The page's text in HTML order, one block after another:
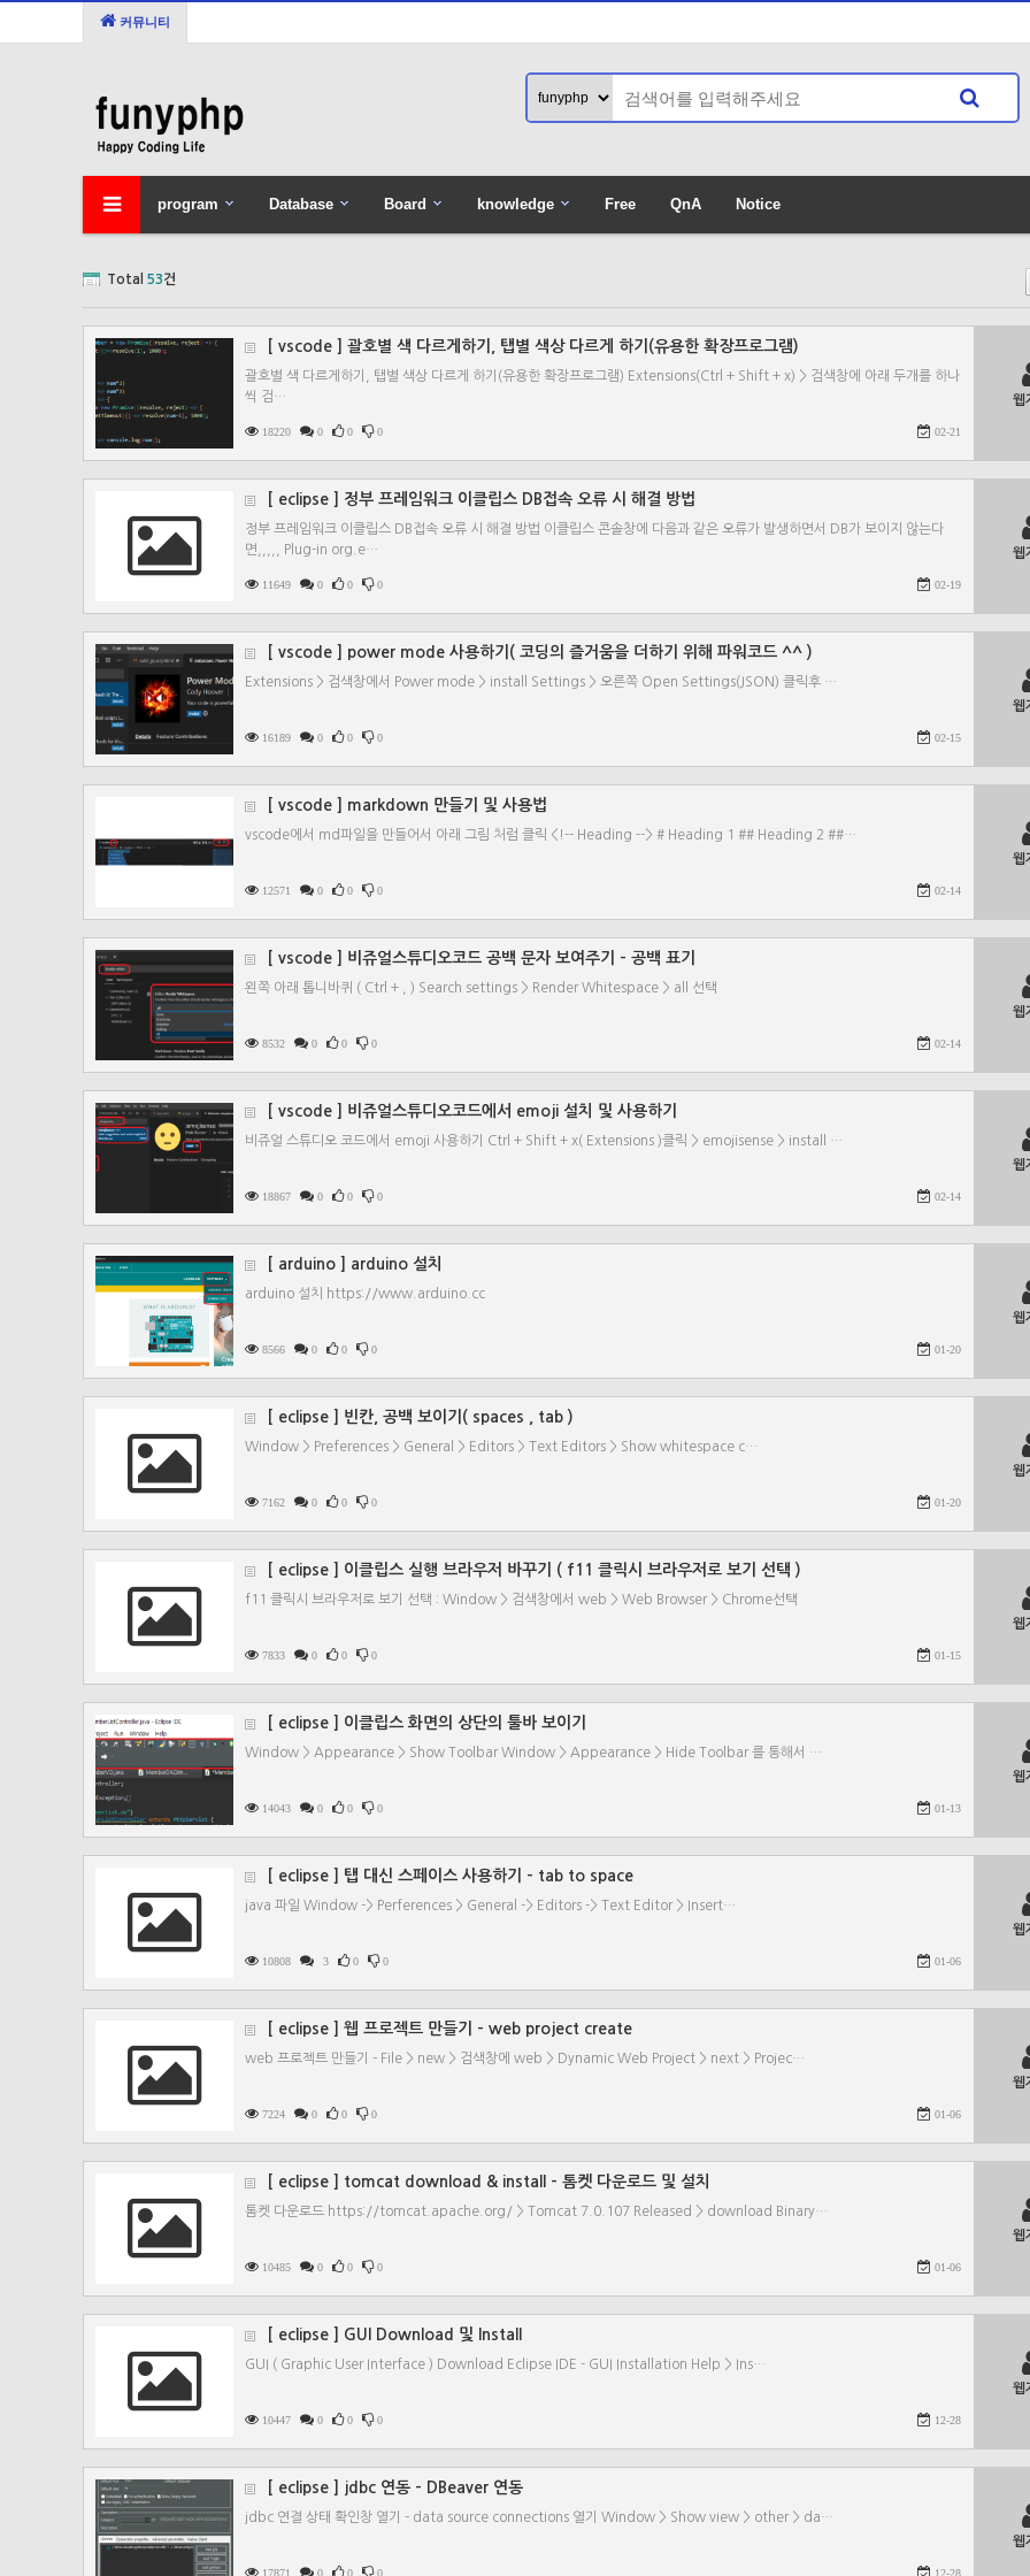
커뮤니티
program Database Board knowledge Free QnA Notice
Total 53건
[ vscode ] 괄호별 색 다르게하기, 탭별 색상 다르게 하기(유용한 확장프로그램)
괄호별 색 다르게하기, 탭별 색상 다르게 하기(유용한 확장프로그램) Extensions(Ctrl + Shift + x) > 검색창에 아래 두개를 하나
씩 검…
18220 0 0 0 02-21
웹
[ eclipse ] 정부 프레임워크 이클립스 DB접속 오류 시 해결 방법
정부 프레임워크 이클립스 DB접속 오류 시 해결 방법 이클립스 콘솔창에 다음과 같은 오류가 발생하면서 DB가 보이지 않는다
면,,,,, Plug-in org.e…
11649 0 0 0 02-19
웹
[ vscode ] power mode 사용하기( 코딩의 즐거움을 더하기 위해 파워코드 ^^ )
Extensions > 검색창에서 Power mode > install Settings > 오른쪽 Open Settings(JSON) 클릭후 …
16189 0 0 0 02-15
웹
[ vscode ] markdown 만들기 및 사용법
vscode에서 md파일을 만들어서 아래 그림 처럼 클릭 <!-- Heading --> # Heading 1 ## Heading 2 ##…
12571 0 0 0 02-14
웹
[ vscode ] 비쥬얼스튜디오코드 공백 문자 보여주기 - 공백 표기
왼쪽 아래 톱니바퀴 ( Ctrl + , ) Search settings > Render Whitespace > all 선택
8532 0 0 0 02-14
웹
[ vscode ] 비쥬얼스튜디오코드에서 emoji 설치 및 사용하기
비쥬얼 스튜디오 코드에서 emoji 사용하기 Ctrl + Shift + x( Extensions )클릭 > emojisense > install …
18867 0 0 0 02-14
웹
[ arduino ] arduino 설치
arduino 설치 https://www.arduino.cc
8566 0 0 0 01-20
웹
[ eclipse ] 빈칸, 공백 보이기( spaces , tab )
Window > Preferences > General > Editors > Text Editors > Show whitespace c…
7162 0 0 0 01-20
웹
[ eclipse ] 이클립스 실행 브라우저 바꾸기 ( f11 클릭시 브라우저로 보기 선택 )
f11 클릭시 브라우저로 보기 선택 : Window > 검색창에서 web > Web Browser > Chrome선택
7833 0 0 0 01-15
웹
[ eclipse ] 이클립스 화면의 상단의 툴바 보이기
Window > Appearance > Show Toolbar Window > Appearance > Hide Toolbar 를 통해서 …
14043 0 0 0 01-13
웹
[ eclipse ] 탭 대신 스페이스 사용하기 - tab to space
java 파일 Window -> Perferences > General -> Editors -> Text Editor > Insert…
10808 3 0 0 01-06
웹
[ eclipse ] 웹 프로젝트 만들기 - web project create
web 프로젝트 만들기 - File > new > 검색창에 web > Dynamic Web Project > next > Projec…
7224 0 0 0 01-06
웹
[ eclipse ] tomcat download & install - 톰켓 다운로드 및 설치
톰켓 다운로드 https://tomcat.apache.org/ > Tomcat 7.0.107 Released > download Binary…
10485 0 0 0 01-06
웹
[ eclipse ] GUI Download 및 Install
GUI ( Graphic User Interface ) Download Eclipse IDE - GUI Installation Help > Ins…
10447 0 0 0 12-28
웹
[ eclipse ] jdbc 연동 - DBeaver 연동
jdbc 연결 상태 확인창 열기 - data source connections 열기 Window > Show view > other > da…
17871 0 0 0 12-28
웹
게시판 별 포